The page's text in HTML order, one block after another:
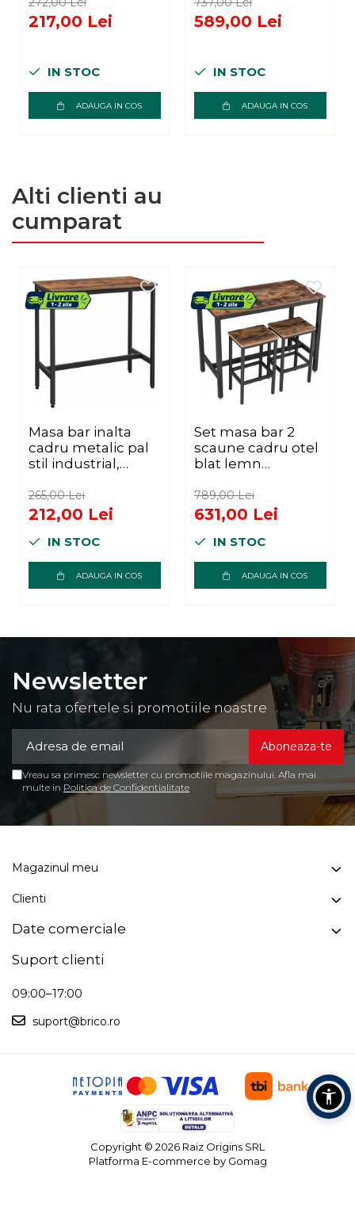
180x74x74 cm,
compacta, negru
217,00 Lei
IN STOC
ADAUGA IN COS
180x70x74cm,
negru
589,00 Lei
IN STOC
ADAUGA IN COS
Alti clienti au
cumparat
Masa bar inalta
cadru metalic pal
stil industrial,
design modern,
maro rustic
265,00 Lei
212,00 Lei
IN STOC
ADAUGA IN COS
Set masa bar 2
scaune cadru otel
blat lemn
120x60x90 cm,
design rustic,
maro rustic
789,00 Lei
631,00 Lei
IN STOC
ADAUGA IN COS
Newsletter
Nu rata ofertele si promotiile noastre
Vreau sa primesc newsletter cu promotiile magazinului. Afla mai
multe in Politica de Confidentialitate
Magazinul meu
Clienti
Date comerciale
Suport clienti
09:00–17:00
suport@brico.ro
Copyright © 2026 Raiz Origins SRL
Platforma E-commerce by Gomag